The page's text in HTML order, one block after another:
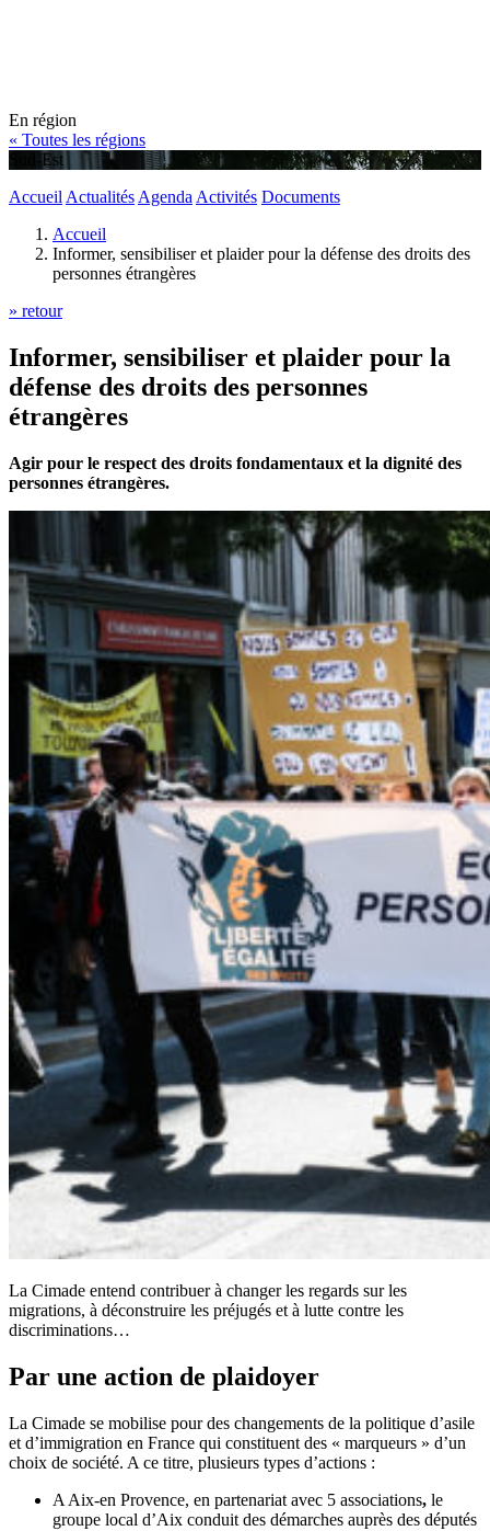
En région
« Toutes les régions
Sud-Est
Accueil Actualités Agenda Activités Documents
Accueil
Informer, sensibiliser et plaider pour la défense des droits des
personnes étrangères
» retour
Informer, sensibiliser et plaider pour la
défense des droits des personnes
étrangères
Agir pour le respect des droits fondamentaux et la dignité des
personnes étrangères.
La Cimade entend contribuer à changer les regards sur les
migrations, à déconstruire les préjugés et à lutte contre les
discriminations…
Par une action de plaidoyer
La Cimade se mobilise pour des changements de la politique d’asile
et d’immigration en France qui constituent des « marqueurs » d’un
choix de société. A ce titre, plusieurs types d’actions :
A Aix-en Provence, en partenariat avec 5 associations, le
groupe local d’Aix conduit des démarches auprès des députés